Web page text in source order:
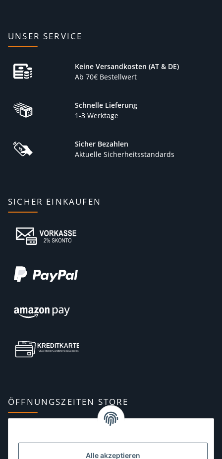
Alle akzeptieren
UNSER SERVICE
Keine Versandkosten (AT & DE)
Ab 70€ Bestellwert
Schnelle Lieferung
1-3 Werktage
Sicher Bezahlen
Aktuelle Sicherheitsstandards
SICHER EINKAUFEN
ÖFFNUNGSZEITEN STORE
10:00–13:00, 14:00–18:00 Uhr
Dienstag:10:00–13:00, 14:00–16:00 Uhr